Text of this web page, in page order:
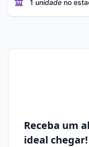
1 unidade no
Receba um
ideal chegar!